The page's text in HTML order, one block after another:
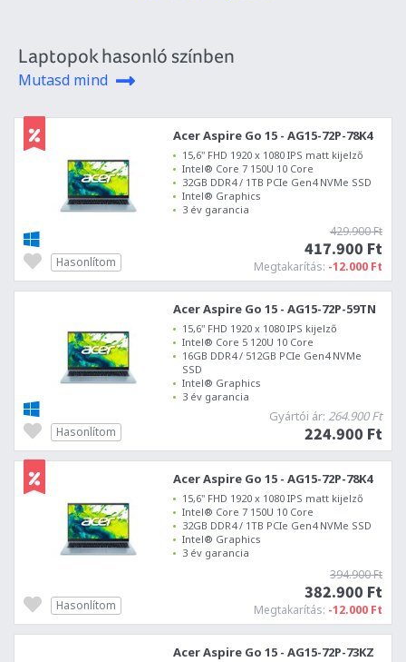
Laptopok hasonló színben
Mutasd mind
Acer Aspire Go 15 - AG15-72P-78K4
15,6" FHD 1920 x 1080 IPS matt kijelző
Intel® Core 7 150U 10 Core
32GB DDR4 / 1TB PCIe Gen4 NVMe SSD
Intel® Graphics
3 év garancia
429.900 Ft
417.900 Ft
Megtakarítás: -12.000 Ft
Hasonlítom
Acer Aspire Go 15 - AG15-72P-59TN
15,6" FHD 1920 x 1080 IPS kijelző
Intel® Core 5 120U 10 Core
16GB DDR4 / 512GB PCIe Gen4 NVMe
SSD
Intel® Graphics
3 év garancia
Gyártói ár: 264.900 Ft
224.900 Ft
Hasonlítom
Acer Aspire Go 15 - AG15-72P-78K4
15,6" FHD 1920 x 1080 IPS matt kijelző
Intel® Core 7 150U 10 Core
32GB DDR4 / 1TB PCIe Gen4 NVMe SSD
Intel® Graphics
3 év garancia
394.900 Ft
382.900 Ft
Megtakarítás: -12.000 Ft
Hasonlítom
Acer Aspire Go 15 - AG15-72P-73KZ